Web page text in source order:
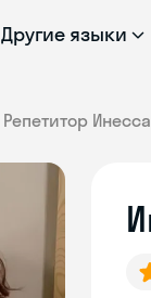
Другие языки
Репетитор Инесса